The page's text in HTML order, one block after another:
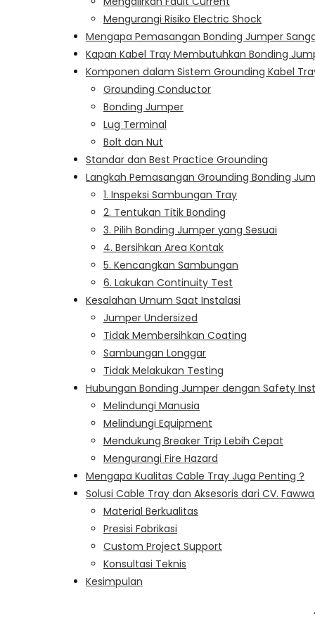
Mengurangi Risiko Electric Shock
Mengapa Pemasangan Bonding Jumper
Kapan Kabel Tray Membutuhkan Bonding
Komponen dalam Sistem Grounding Kabel
Grounding Conductor
Bonding Jumper
Lug Terminal
Bolt dan Nut
Standar dan Best Practice Grounding
Langkah Pemasangan Grounding Bonding
1. Inspeksi Sambungan Tray
2. Tentukan Titik Bonding
3. Pilih Bonding Jumper yang Sesuai
4. Bersihkan Area Kontak
5. Kencangkan Sambungan
6. Lakukan Continuity Test
Kesalahan Umum Saat Instalasi
Jumper Undersized
Tidak Membersihkan Coating
Sambungan Longgar
Tidak Melakukan Testing
Hubungan Bonding Jumper dengan Safety
Melindungi Manusia
Melindungi Equipment
Mendukung Breaker Trip Lebih Cepat
Mengurangi Fire Hazard
Mengapa Kualitas Cable Tray Juga Penting ?
Solusi Cable Tray dan Aksesoris dari CV.
Material Berkualitas
Presisi Fabrikasi
Custom Project Support
Konsultasi Teknis
Kesimpulan